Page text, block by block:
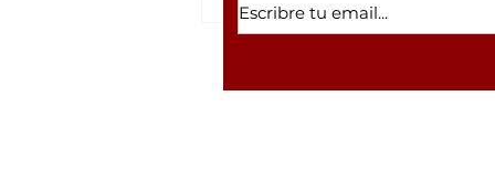
Es inaugurada la Liga
Municipal de Softbol
con homenaje a